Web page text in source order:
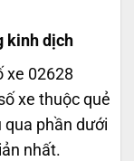
kinh dịch
xe 02628
xe thuộc quẻ
qua phần dưới
nhất.